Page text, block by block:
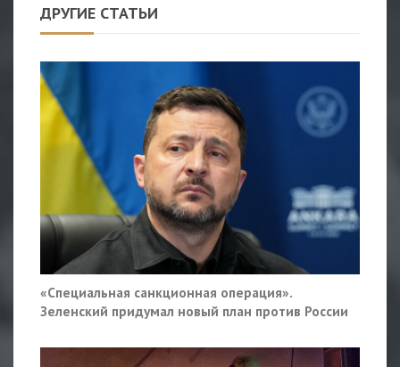
ДРУГИЕ СТАТЬИ
«Специальная санкционная операция».
Зеленский придумал новый план против России